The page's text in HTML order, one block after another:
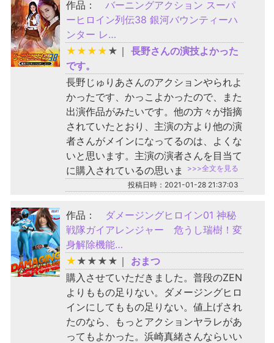
作品： バーニングアクション スーパ
ーヒロイン列伝38 銀河バウンティーハ
ンター レ…
★ ★ ★ ★ ★ ｜ 長野さんの演技よかった
です。
長野じゅりあさんのアクションやられよ
かったです、かっこよかったので、また
出演作品がみたいです。他の方々が指摘
されていたとおり、主演の方より他の演
者さんがメインになってるのは、よくな
いと思います。主演の演者さんを目当て
に購入されているの思いま
>>>全文を見る
投稿日時：2021-01-28 21:37:03
作品： ダメージングヒロイン01 神秘
戦隊ガイアレンジャー 危うし瑞樹！変
身解除機能…
★ ★ ★ ★ ★ ｜ おまつ
購入させていただきました。普段のZEN
よりももの足りない。ダメージングヒロ
インにしてももの足りない。値上げされ
たのなら、もっとアクションヤラレがあ
ってもよかった。浜崎真緒さんならいい